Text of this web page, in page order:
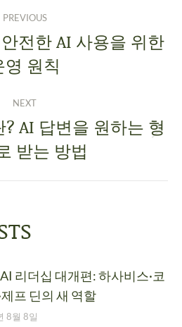
PREVIOUS
전한 AI 사용을 위한
영 원칙
NEXT
AI 답변을 원하는 형
받는 방법
리더십 대개편: 하사비스·코
제프 딘의 새 역할
8월 8일